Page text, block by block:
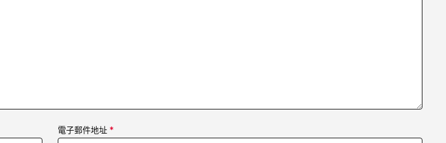
電子郵件地址 *